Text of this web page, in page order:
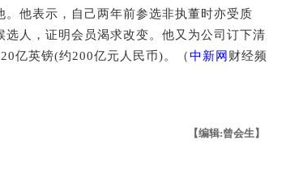
。他表示，自己两年前参选非执董时亦受质
人，证明会员渴求改变。他又为公司订下清
亿英镑(约200亿元人民币)。（中新网 财经频
【编辑:曾会生】